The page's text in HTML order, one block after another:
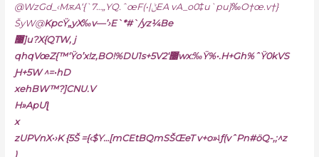
@WzGd_‹MѫA‘{`7…„YQ.ˆœF(•|ݨEA vA_o0‡u`pu}‰O†œ.v†}
ŠyW@KpcŸ„yX‰v—’›E`*#`/yz¼Be
޹]u?X{QTW, j
qhqVœZ{™‘Ÿo’x!z,BO!%DU1s+5V2‘޼wx:‰Ÿ%•.H+Gh%ˆŸ0kVS
Ԩ+5W ^=•hD
xehBW™?]CNU.V
H»ApUƪ
x
zUPVnX•›K {5Š ={‹$Y…[mCEtBQmSŠŒeT v+o»˨ƒ(vˆPn#ӧQ-‚;^z
)